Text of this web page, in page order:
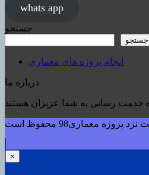
whats app
جستجو
جستجو
انجام پروژه های معماری
درباره ما
×